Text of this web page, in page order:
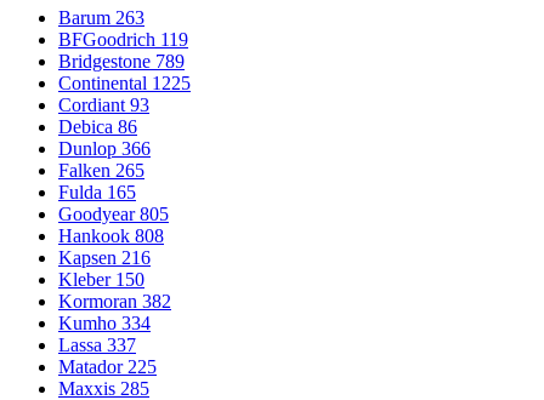
Barum 263
BFGoodrich 119
Bridgestone 789
Continental 1225
Cordiant 93
Debica 86
Dunlop 366
Falken 265
Fulda 165
Goodyear 805
Hankook 808
Kapsen 216
Kleber 150
Kormoran 382
Kumho 334
Lassa 337
Matador 225
Maxxis 285